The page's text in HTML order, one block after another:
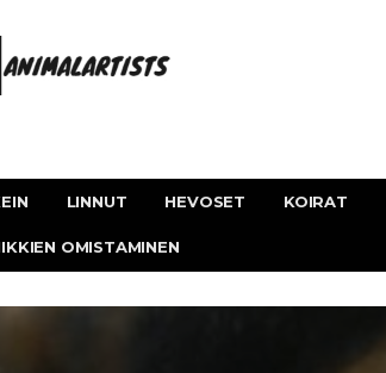
LINNUT HEVOSET KOIRAT
OMISTAMINEN